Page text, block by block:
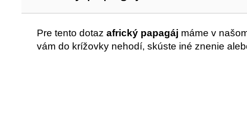
Pre tento dotaz africký papagáj máme v
vám do krížovky nehodí, skúste iné znenie